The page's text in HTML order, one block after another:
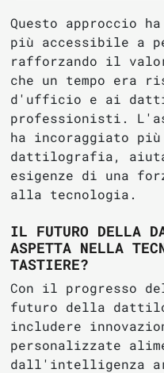
Questo approccio
più accessibile a
rafforzando il
che un tempo era
d'ufficio e ai
professionisti.
ha incoraggiato
dattilografia,
esigenze di una
alla tecnologia.
IL FUTURO DELLA
ASPETTA NELLA
TASTIERE?
Con il progresso
futuro della
includere
personalizzate
dall'intelligenza